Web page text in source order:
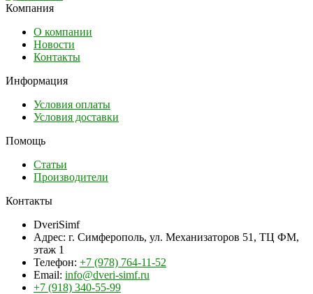
Компания
О компании
Новости
Контакты
Информация
Условия оплаты
Условия доставки
Помощь
Статьи
Производители
Контакты
DveriSimf
Адрес: г. Симферополь, ул. Механизаторов 51, ТЦ ФМ,
этаж 1
Телефон: +7 (978) 764-11-52
Email: info@dveri-simf.ru
+7 (918) 340-55-99